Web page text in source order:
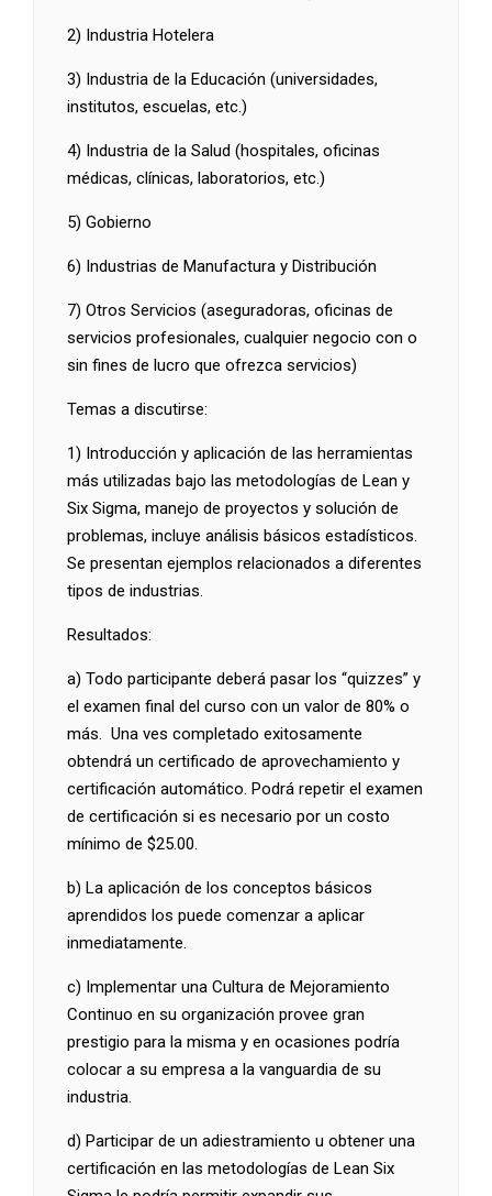
2) Industria Hotelera
3) Industria de la Educación (universidades,
institutos, escuelas, etc.)
4) Industria de la Salud (hospitales, oficinas
médicas, clínicas, laboratorios, etc.)
5) Gobierno
6) Industrias de Manufactura y Distribución
7) Otros Servicios (aseguradoras, oficinas de
servicios profesionales, cualquier negocio con o
sin fines de lucro que ofrezca servicios)
Temas a discutirse:
1) Introducción y aplicación de las herramientas
más utilizadas bajo las metodologías de Lean y
Six Sigma, manejo de proyectos y solución de
problemas, incluye análisis básicos estadísticos.
Se presentan ejemplos relacionados a diferentes
tipos de industrias.
Resultados:
a) Todo participante deberá pasar los “quizzes” y
el examen final del curso con un valor de 80% o
más. Una ves completado exitosamente
obtendrá un certificado de aprovechamiento y
certificación automático. Podrá repetir el examen
de certificación si es necesario por un costo
mínimo de $25.00.
b) La aplicación de los conceptos básicos
aprendidos los puede comenzar a aplicar
inmediatamente.
c) Implementar una Cultura de Mejoramiento
Continuo en su organización provee gran
prestigio para la misma y en ocasiones podría
colocar a su empresa a la vanguardia de su
industria.
d) Participar de un adiestramiento u obtener una
certificación en las metodologías de Lean Six